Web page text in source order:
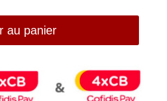
au panier